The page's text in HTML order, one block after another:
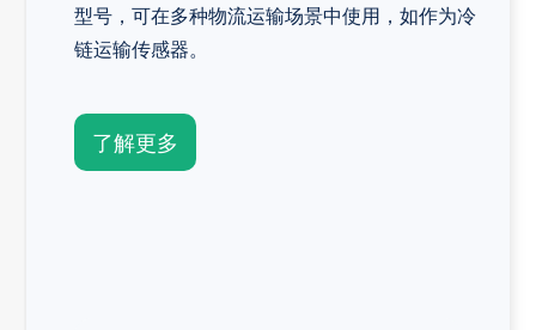
型号，可在多种物流运输场景中使用，如作为冷
链运输传感器。
了解更多